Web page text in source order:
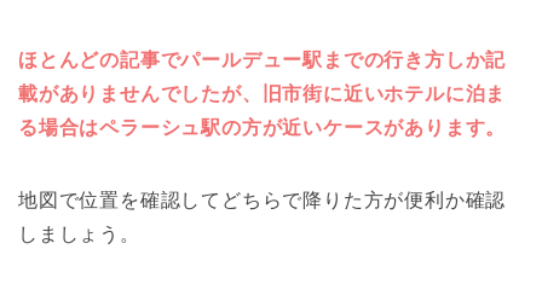
ほとんどの記事でパールデュー駅までの行き方しか記
載がありませんでしたが、旧市街に近いホテルに泊ま
る場合はペラーシュ駅の方が近いケースがあります。
地図で位置を確認してどちらで降りた方が便利か確認
しましょう。